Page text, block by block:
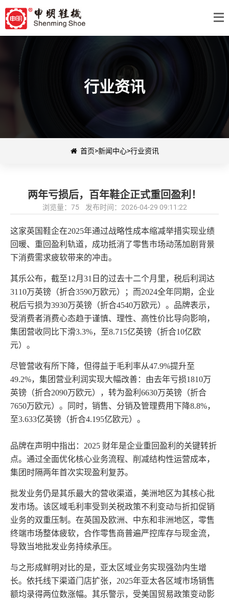
行业资讯
首页>新闻中心>行业资讯
两年亏损后，百年鞋企正式重回盈利！
浏览量：75 发布时间：2026-04-29 09:11:22
这家英国鞋企在2025年通过战略性成本缩减举措实现业绩
回暖、重回盈利轨道，成功抵消了零售市场动荡加剧背景
下消费需求疲软带来的冲击。
其乐公布，截至12月31日的过去十二个月里，税后利润达
3110万英镑（折合3590万欧元）
；而2024全年同期，企业
税后亏损为3930万英镑（折合4540万欧元）。品牌表示，
受消费者消费心态趋于谨慎、理性、高性价比导向影响，
集团营收同比下滑3.3%，至8.715亿英镑（折合10亿欧
元）。
尽管营收有所下降，但得益于毛利率从47.9%提升至
49.2%，集团营业利润实现大幅改善：由去年亏损1810万
英镑（折合2090万欧元），转为盈利6630万英镑（折合
7650万欧元）。同时，销售、分销及管理费用下降8.8%，
至3.633亿英镑（折合4.195亿欧元）。
品牌在声明中指出： 2025 财年是企业重回盈利的关键转折
点。 通过全面优化核心业务流程、削减结构性运营成本，
集团时隔两年首次实现盈利复苏。
批发业务仍是其乐最大的营收渠道，美洲地区为其核心批
发市场。该区域毛利率受到关税政策不利变动与折扣促销
业务的双重压制。在英国及欧洲、中东和非洲地区，零售
终端市场整体疲软，合作零售商普遍严控库存与现金流，
导致当地批发业务持续承压。
与之形成鲜明对比的是，亚太区域业务实现强劲内生增
长。依托线下渠道门店扩张， 2025年亚太各区域市场销售
额均录得两位数涨幅。 其乐警示，受美国贸易政策变动影